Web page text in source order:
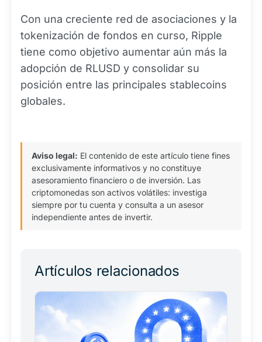
Con una creciente red de asociaciones y la
tokenización de fondos en curso, Ripple
tiene como objetivo aumentar aún más la
adopción de RLUSD y consolidar su
posición entre las principales stablecoins
globales.
Aviso legal: El contenido de este artículo tiene fines
exclusivamente informativos y no constituye
asesoramiento financiero o de inversión. Las
criptomonedas son activos volátiles: investiga
siempre por tu cuenta y consulta a un asesor
independiente antes de invertir.
Artículos relacionados